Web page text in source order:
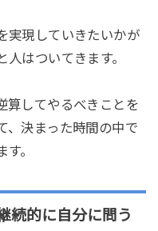
実現していきたいかが
はついてきます。
算してやるべきことを
、決まった時間の中で
。
続的に自分に問う